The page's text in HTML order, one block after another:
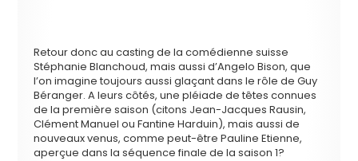
Retour donc au casting de la comédienne suisse
Stéphanie Blanchoud, mais aussi d’Angelo Bison, que
l’on imagine toujours aussi glaçant dans le rôle de Guy
Béranger. A leurs côtés, une pléiade de têtes connues
de la première saison (citons Jean-Jacques Rausin,
Clément Manuel ou Fantine Harduin), mais aussi de
nouveaux venus, comme peut-être Pauline Etienne,
aperçue dans la séquence finale de la saison 1?